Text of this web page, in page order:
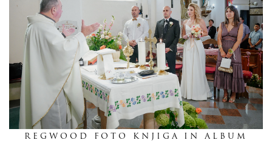
leseni izdelki
mi
dnevnik
REGWOOD FOTO KNJIGA IN ALBUM